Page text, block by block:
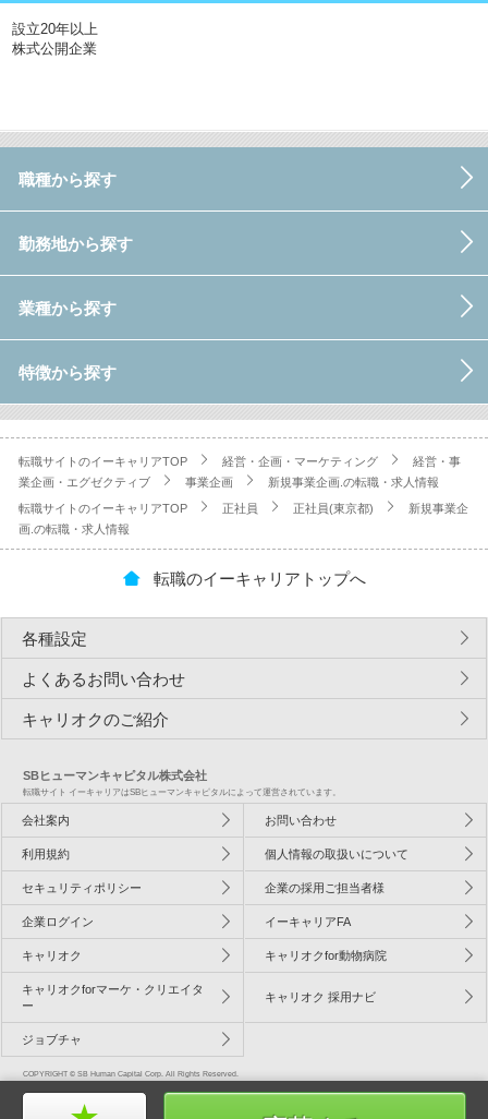
設立20年以上
株式公開企業
職種から探す
勤務地から探す
業種から探す
特徴から探す
転職サイトのイーキャリアTOP 経営・企画・マーケティング
経営・事
業企画・エグゼクティブ
事業企画 新規事業企画.の転職・求人情報
転職サイトのイーキャリアTOP 正社員 正社員(東京都)
新規事業企
画.の転職・求人情報
転職のイーキャリアトップへ
各種設定
よくあるお問い合わせ
キャリオクのご紹介
SBヒューマンキャピタル株式会社
転職サイト イーキャリアはSBヒューマンキャピタルによって運営されています。
会社案内 お問い合わせ
利用規約 個人情報の取扱いについて
セキュリティポリシー 企業の採用ご担当者様
企業ログイン イーキャリアFA
キャリオク キャリオクfor動物病院
キャリオクforマーケ・クリエイタ
ー
キャリオク 採用ナビ
ジョブチャ
COPYRIGHT © SB Human Capital Corp. All Rights Reserved.